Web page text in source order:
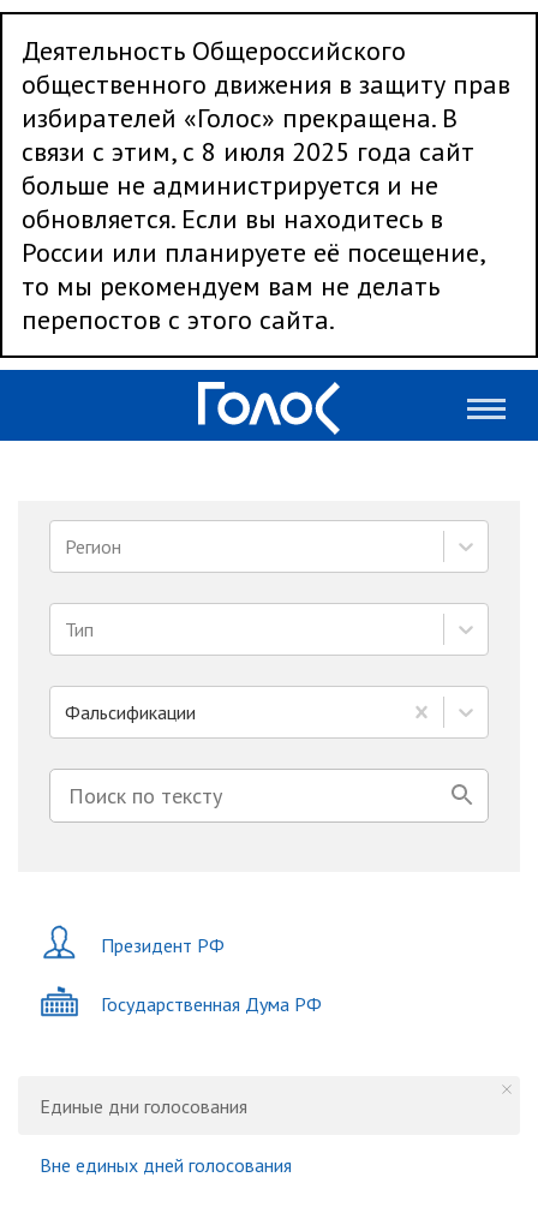
Деятельность Общероссийского
общественного движения в защиту прав
избирателей «Голос» прекращена. В
связи с этим, с 8 июля 2025 года сайт
больше не администрируется и не
обновляется. Если вы находитесь в
России или планируете её посещение,
то мы рекомендуем вам не делать
перепостов с этого сайта.
Регион
Тип
Фальсификации
Президент РФ
Государственная Дума РФ
Единые дни голосования
Вне единых дней голосования